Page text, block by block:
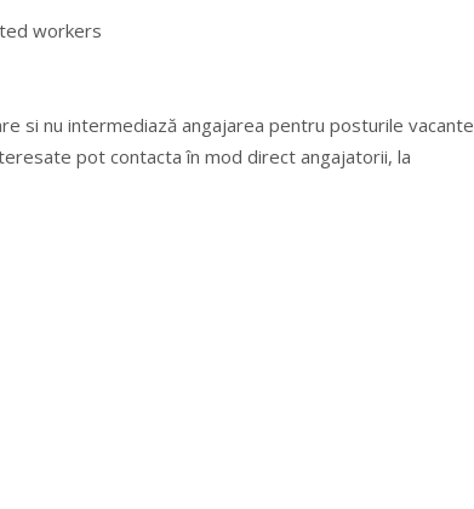
workers
si nu intermediază angajarea pentru posturile vacante
pot contacta în mod direct angajatorii, la